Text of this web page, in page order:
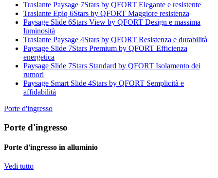
Traslante Paysage 7Stars by QFORT Elegante e resistente
Traslante Epiq 6Stars by QFORT Maggiore resistenza
Paysage Slide 6Stars View by QFORT Design e massima
luminosità
Traslante Paysage 4Stars by QFORT Resistenza e durabilità
Paysage Slide 7Stars Premium by QFORT Efficienza
energetica
Paysage Slide 7Stars Standard by QFORT Isolamento dei
rumori
Paysage Smart Slide 4Stars by QFORT Semplicità e
affidabilità
Porte d'ingresso
Porte d'ingresso
Porte d'ingresso in alluminio
Vedi tutto